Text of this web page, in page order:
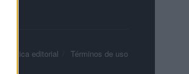
Política editorial Términos de uso